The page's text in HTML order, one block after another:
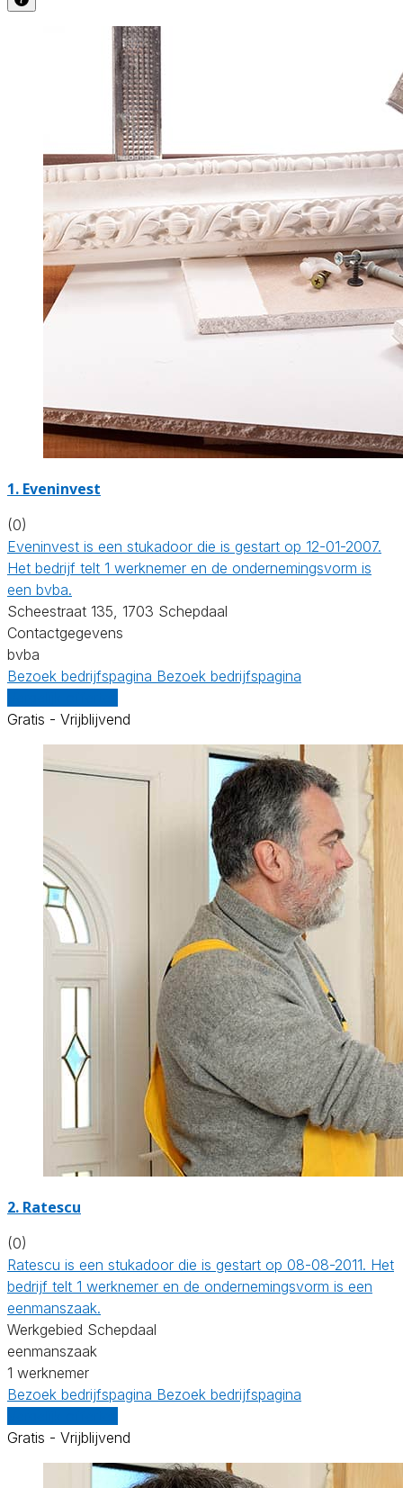
1. Eveninvest
(0)
Eveninvest is een stukadoor die is gestart op 12-01-2007.
Het bedrijf telt 1 werknemer en de ondernemingsvorm is
een bvba.
Scheestraat 135, 1703 Schepdaal
Contactgegevens
bvba
Bezoek bedrijfspagina Bezoek bedrijfspagina
Gratis - Vrijblijvend
2. Ratescu
(0)
Ratescu is een stukadoor die is gestart op 08-08-2011. Het
bedrijf telt 1 werknemer en de ondernemingsvorm is een
eenmanszaak.
Werkgebied Schepdaal
eenmanszaak
1 werknemer
Bezoek bedrijfspagina Bezoek bedrijfspagina
Gratis - Vrijblijvend